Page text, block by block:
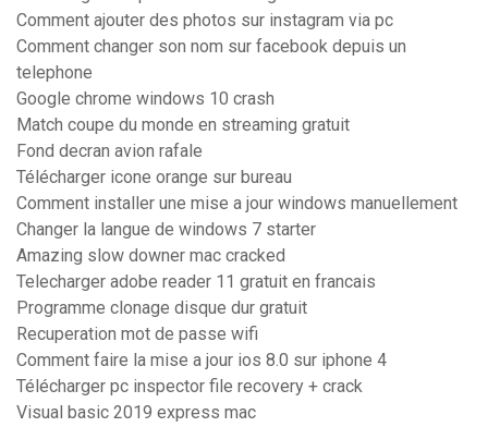
Comment ajouter des photos sur instagram via pc
Comment changer son nom sur facebook depuis un
telephone
Google chrome windows 10 crash
Match coupe du monde en streaming gratuit
Fond decran avion rafale
Télécharger icone orange sur bureau
Comment installer une mise a jour windows manuellement
Changer la langue de windows 7 starter
Amazing slow downer mac cracked
Telecharger adobe reader 11 gratuit en francais
Programme clonage disque dur gratuit
Recuperation mot de passe wifi
Comment faire la mise a jour ios 8.0 sur iphone 4
Télécharger pc inspector file recovery + crack
Visual basic 2019 express mac